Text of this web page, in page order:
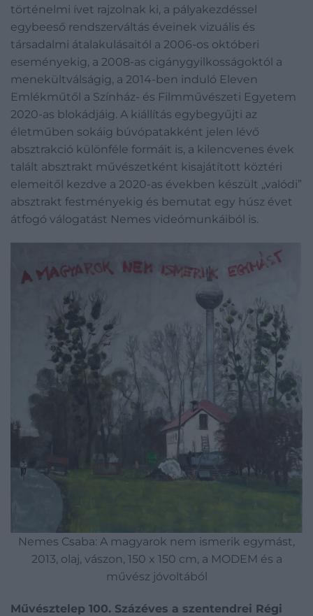
történelmi ívet rajzolnak ki, a pályakezdéssel
egybeeső rendszerváltás éveinek vizuális és
társadalmi átalakulásaitól a 2006-os októberi
eseményekig, a 2008-as cigánygyilkosságoktól a
menekültválságig, a 2014-ben induló Eleven
Emlékműtől a Színház- és Filmművészeti Egyetem
2020-as blokádjáig. A kiállítás egybegyűjti az
életműben sokáig búvópatakként jelen lévő
absztrakció különféle formáit is, a kilencvenes évek
talált absztrakt művészetként kisajátított köztéri
elemeitől kezdve a 2020-as években készült „valódi”
absztrakt festményekig és bemutat egy húsz évet
átfogó válogatást Nemes videómunkáiból is.
Nemes Csaba: A magyarok nem ismerik egymást,
2013, olaj, vászon, 150 x 150 cm, a MODEM és a
művész jóvoltából
Művésztelep 100. Százéves a szentendrei Régi